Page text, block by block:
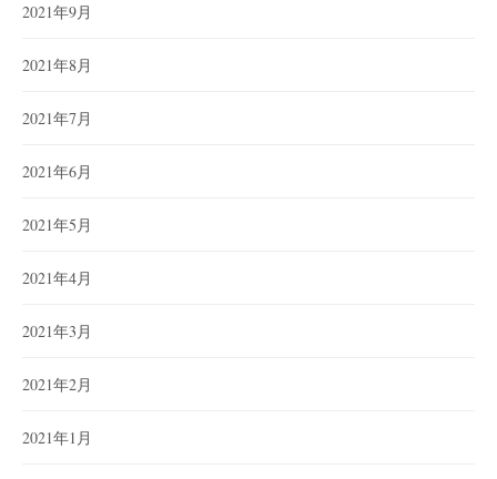
2021年9月
2021年8月
2021年7月
2021年6月
2021年5月
2021年4月
2021年3月
2021年2月
2021年1月